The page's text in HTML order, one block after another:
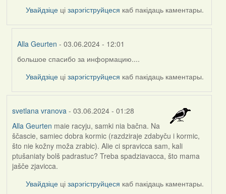
Увайдзіце цізарэгіструйцеся каб пакідаць каментары.
Alla Geurten - 03.06.2024 - 12:01
In
reply
by
большое спасибо за информацию....
Увайдзіце цізарэгіструйцеся каб пакідаць каментары.
svetlana vranova- 03.06.2024 - 01:28
Alla Geurten maie racyju, samki nia bačna. Na
ščascie, samiec dobra kormic (razdziraje zdabyču i kormic,
što nie kožny moža zrabic). Alie ci spravicca sam, kali
ptušaniaty bolš padrastuc? Treba spadziavacca, što mama
jašče zjavicca.
Увайдзіце цізарэгіструйцеся каб пакідаць каментары.